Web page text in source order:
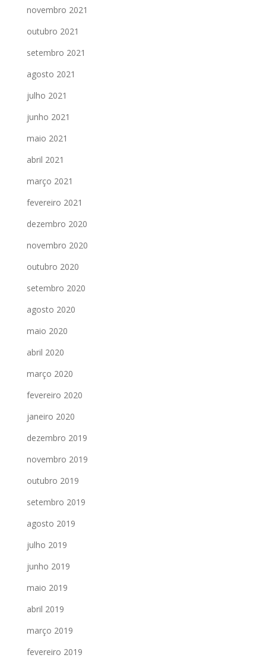
novembro 2021
outubro 2021
setembro 2021
agosto 2021
julho 2021
junho 2021
maio 2021
abril 2021
março 2021
fevereiro 2021
dezembro 2020
novembro 2020
outubro 2020
setembro 2020
agosto 2020
maio 2020
abril 2020
março 2020
fevereiro 2020
janeiro 2020
dezembro 2019
novembro 2019
outubro 2019
setembro 2019
agosto 2019
julho 2019
junho 2019
maio 2019
abril 2019
março 2019
fevereiro 2019